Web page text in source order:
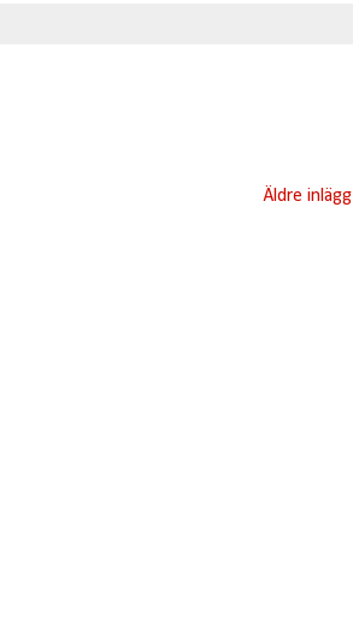
Äldre inlägg